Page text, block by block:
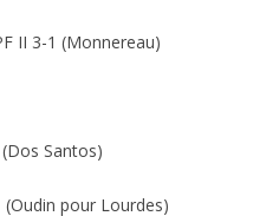
II 3-1 (Monnereau)
Santos)
pour Lourdes)